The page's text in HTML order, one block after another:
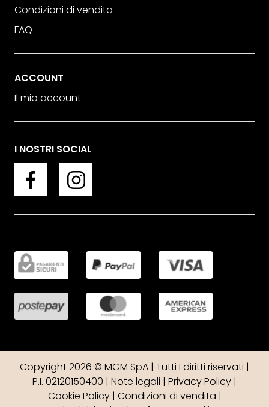
Condizioni di vendita
FAQ
ACCOUNT
Il mio account
I NOSTRI SOCIAL
Copyright 2026 © MGM SpA | Tutti I diritti riservati |
P.I. 02120150400 | Note legali | Privacy Policy |
Cookie Policy| Condizioni di vendita |